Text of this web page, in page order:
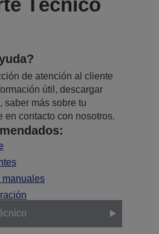
Técnico
de atención al cliente
útil, descargar
saber más sobre tu
en contacto con nosotros.
manuales